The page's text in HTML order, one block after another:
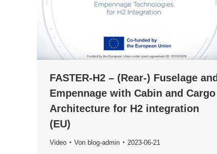
FASTER-H2 – (Rear-) Fuselage and
Empennage with Cabin and Cargo
Architecture for H2 integration
(EU)
Video Von blog-admin 2023-06-21